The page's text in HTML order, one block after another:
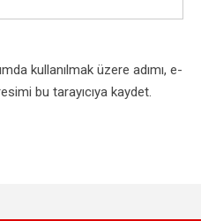
kullanılmak üzere adımı, e-
bu tarayıcıya kaydet.